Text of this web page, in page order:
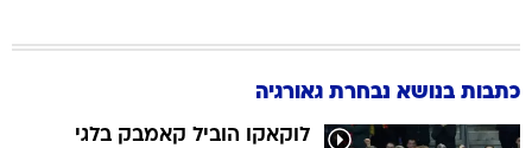
כתבות בנושא נבחרת גאורגיה
לוקאקו הוביל קאמבק בלגי